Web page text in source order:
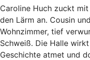
Caroline Huch zuckt
den Lärm an. Cousin
Wohnzimmer, tief
Schweiß. Die Halle
Geschichte atmet und